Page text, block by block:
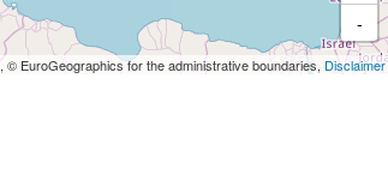
-
, © EuroGeographics for the administrative boundaries, Disclaimer